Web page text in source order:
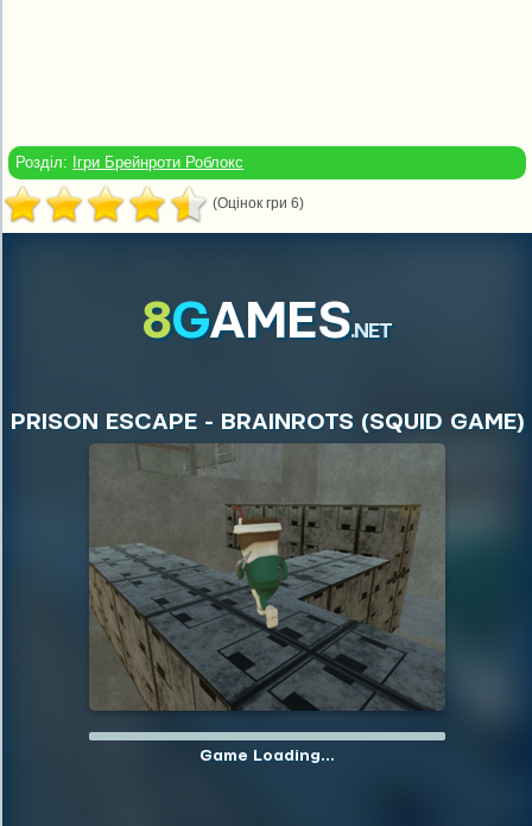
Розділ: Ігри Брейнроти Роблокс
(Оцінок гри 6)